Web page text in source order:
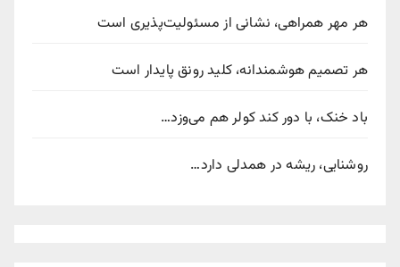
هر مهر همراهی، نشانی از مسئولیت‌پذیری است
هر تصمیم هوشمندانه، کلید رونق پایدار است
باد خنک، با دور کند کولر هم می‌وزد…
روشنایی، ریشه در همدلی دارد…